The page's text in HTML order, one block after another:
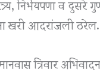
खरी आदरांजली ठरेल.
त्रिवार